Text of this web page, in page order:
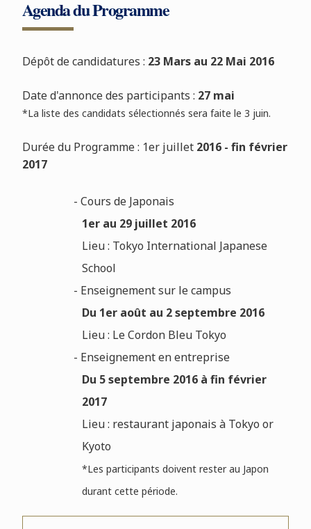
Agenda du Programme
Dépôt de candidatures : 23 Mars au 22 Mai 2016
Date d'annonce des participants : 27 mai
*La liste des candidats sélectionnés sera faite le 3 juin.
Durée du Programme : 1er juillet2016 - fin février
2017
- Cours de Japonais
1er au 29 juillet 2016
Lieu : Tokyo International Japanese
School
- Enseignement sur le campus
Du 1er août au 2 septembre 2016
Lieu : Le Cordon Bleu Tokyo
- Enseignement en entreprise
Du 5 septembre 2016 à fin février
2017
Lieu : restaurant japonais à Tokyo or
Kyoto
*Les participants doivent rester au Japon
durant cette période.